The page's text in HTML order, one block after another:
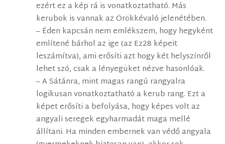
ezért ez a kép rá is vonatkoztatható. Más
kerubok is vannak az Örökkévaló jelenétében.
– Éden kapcsán nem emlékszem, hogy hegyként
említené bárhol az ige (az Ez28 képeit
leszámítva), ami erősíti azt hogy két helyszínről
lehet szó, csak a lényegüket nézve hasonlóak.
– A Sátánra, mint magas rangú rangyalra
logikusan vonatkoztatható a kerub rang. Ezt a
képet erősíti a befolyása, hogy képes volt az
angyali seregek egyharmadát maga mellé
állítani. Ha minden embernek van védő angyala